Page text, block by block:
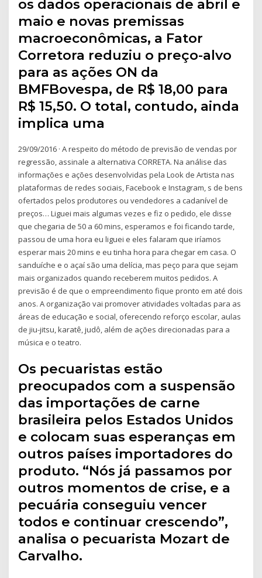
os dados operacionais de abril e
maio e novas premissas
macroeconômicas, a Fator
Corretora reduziu o preço-alvo
para as ações ON da
BMFBovespa, de R$ 18,00 para
R$ 15,50. O total, contudo, ainda
implica uma
29/09/2016 · A respeito do método de previsão de vendas por
regressão, assinale a alternativa CORRETA. Na análise das
informações e ações desenvolvidas pela Look de Artista nas
plataformas de redes sociais, Facebook e Instagram, s de bens
ofertados pelos produtores ou vendedores a cadanível de
preços… Liguei mais algumas vezes e fiz o pedido, ele disse
que chegaria de 50 a 60 mins, esperamos e foi ficando tarde,
passou de uma hora eu liguei e eles falaram que iríamos
esperar mais 20 mins e eu tinha hora para chegar em casa. O
sanduíche e o açaí são uma delícia, mas peço para que sejam
mais organizados quando receberem muitos pedidos. A
previsão é de que o empreendimento fique pronto em até dois
anos. A organização vai promover atividades voltadas para as
áreas de educação e social, oferecendo reforço escolar, aulas
de jiu-jitsu, karatê, judô, além de ações direcionadas para a
música e o teatro.
Os pecuaristas estão
preocupados com a suspensão
das importações de carne
brasileira pelos Estados Unidos
e colocam suas esperanças em
outros países importadores do
produto. “Nós já passamos por
outros momentos de crise, e a
pecuária conseguiu vencer
todos e continuar crescendo”,
analisa o pecuarista Mozart de
Carvalho.